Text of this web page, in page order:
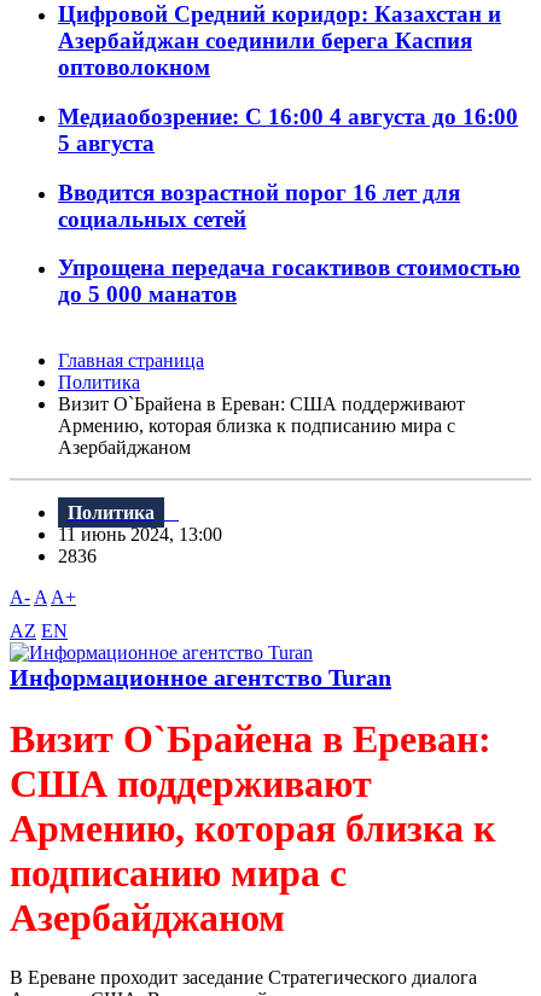
Цифровой Средний коридор: Казахстан и
Азербайджан соединили берега Каспия
оптоволокном
Медиаобозрение: С 16:00 4 августа до 16:00
5 августа
Вводится возрастной порог 16 лет для
социальных сетей
Упрощена передача госактивов стоимостью
до 5 000 манатов
Главная страница
Политика
Визит О`Брайена в Ереван: США поддерживают
Армению, которая близка к подписанию мира с
Азербайджаном
Политика
11 июнь 2024, 13:00
2836
A- A A+
AZ EN
Информационное агентство Turan
Визит О`Брайена в Ереван:
США поддерживают
Армению, которая близка к
подписанию мира с
Азербайджаном
В Ереване проходит заседание Стратегического диалога